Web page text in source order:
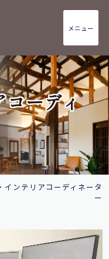
メニュー
コーディ
インテリアコーディネータ
ー